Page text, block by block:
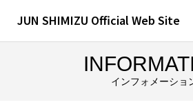
JUN SHIMIZU Official Web Site
インフォメーショ